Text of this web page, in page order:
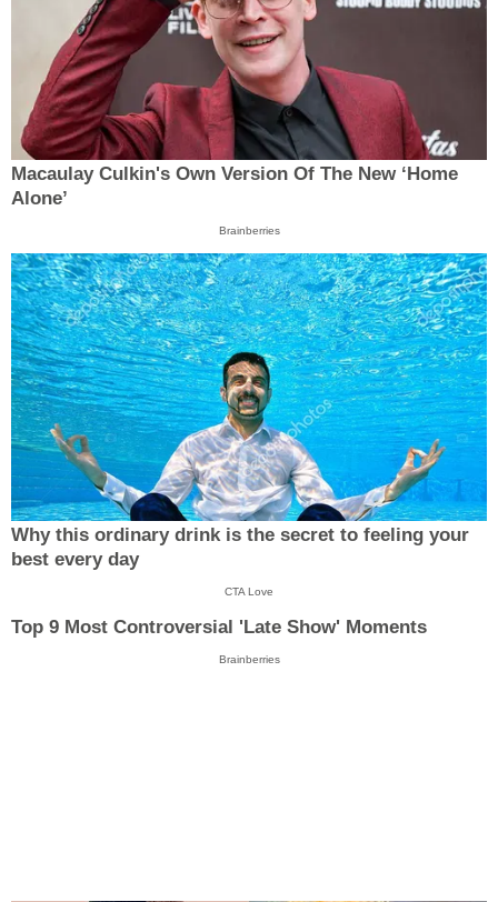
Macaulay Culkin's Own Version Of The New ‘Home
Alone’
Brainberries
Why this ordinary drink is the secret to feeling your
best every day
CTA Love
Top 9 Most Controversial 'Late Show' Moments
Brainberries